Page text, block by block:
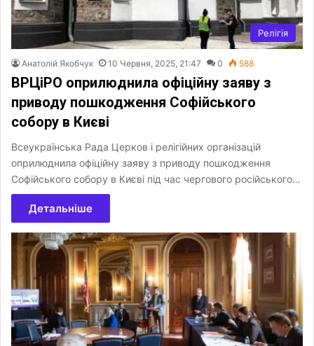
Релігія
Анатолій Якобчук 10 Червня, 2025, 21:47 0 588
ВРЦіРО оприлюднила офіційну заяву з
приводу пошкодження Софійського
собору в Києві
Всеукраїнська Рада Церков і релігійних організацій
оприлюднила офіційну заяву з приводу пошкодження
Софійського собору в Києві під час чергового російського…
Детальніше